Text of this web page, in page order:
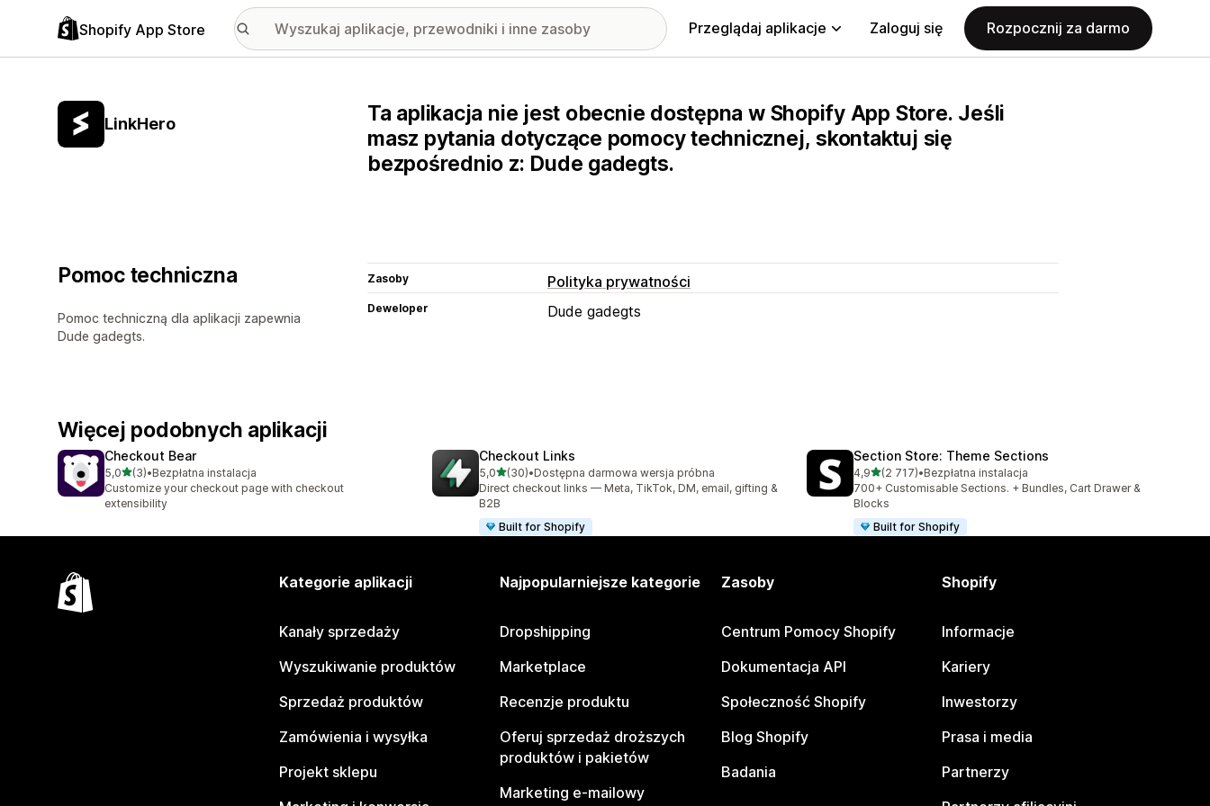
Shopify App Store Przeglądaj aplikacje Zaloguj się Rozpocznij za darmo
LinkHero
Ta aplikacja nie jest obecnie dostępna w Shopify App Store. Jeśli
masz pytania dotyczące pomocy technicznej, skontaktuj się
bezpośrednio z: Dude gadegts.
Pomoc techniczna
Pomoc techniczną dla aplikacji zapewnia
Dude gadegts.
Zasoby Polityka prywatności
Deweloper Dude gadegts
Więcej podobnych aplikacji
Checkout Bear
5,0na 5 gwiazdek
(3)
Łączna liczba recenzji: 3
•Bezpłatna instalacja
Customize your checkout page with checkout
extensibility
Checkout Links
5,0na 5 gwiazdek
(30)
Łączna liczba recenzji: 30
•Dostępna darmowa wersja próbna
Direct checkout links — Meta, TikTok, DM, email, gifting &
B2B
Built for Shopify
Section Store: Theme Sections
4,9na 5 gwiazdek
(2 717)
Łączna liczba recenzji: 2717
•Bezpłatna instalacja
700+ Customisable Sections. + Bundles, Cart Drawer &
Blocks
Built for Shopify
Kategorie aplikacji
Kanały sprzedaży
Wyszukiwanie produktów
Sprzedaż produktów
Zamówienia i wysyłka
Projekt sklepu
Najpopularniejsze kategorie
Dropshipping
Marketplace
Recenzje produktu
Oferuj sprzedaż droższych
produktów i pakietów
Marketing e-mailowy
Zasoby
Centrum Pomocy Shopify
Dokumentacja API
Społeczność Shopify
Blog Shopify
Badania
Shopify
Informacje
Kariery
Inwestorzy
Prasa i media
Partnerzy